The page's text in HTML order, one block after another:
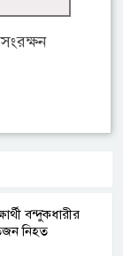
বন্দুকধারীর
নিহত